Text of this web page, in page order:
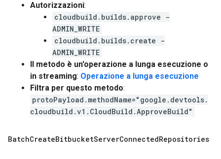
Autorizzazioni:
cloudbuild.builds.approve -
ADMIN_WRITE
cloudbuild.builds.create -
ADMIN_WRITE
Il metodo è un'operazione a lunga esecuzione o
in streaming: Operazione a lunga esecuzione
Filtra per questo metodo:
protoPayload.methodName="google.devtools.
cloudbuild.v1.CloudBuild.ApproveBuild"
BatchCreateBitbucketServerConnectedRepositories